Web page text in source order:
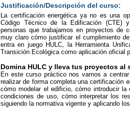
Justificación/Descripción del curso:
La certificación energética ya no es una
Código Técnico de la Edificación (CTE)
personas que trabajamos en proyectos de
muy claro cómo justificar el cumplimiento
entra en juego HULC, la Herramienta
Transición Ecológica como aplicación oficial
Domina HULC y lleva tus proyectos al
En este curso práctico nos vamos a
realizar de forma completa una certificación
cómo modelar el edificio, cómo introducir
condiciones de uso, cómo interpretar los
siguiendo la normativa vigente y aplicando